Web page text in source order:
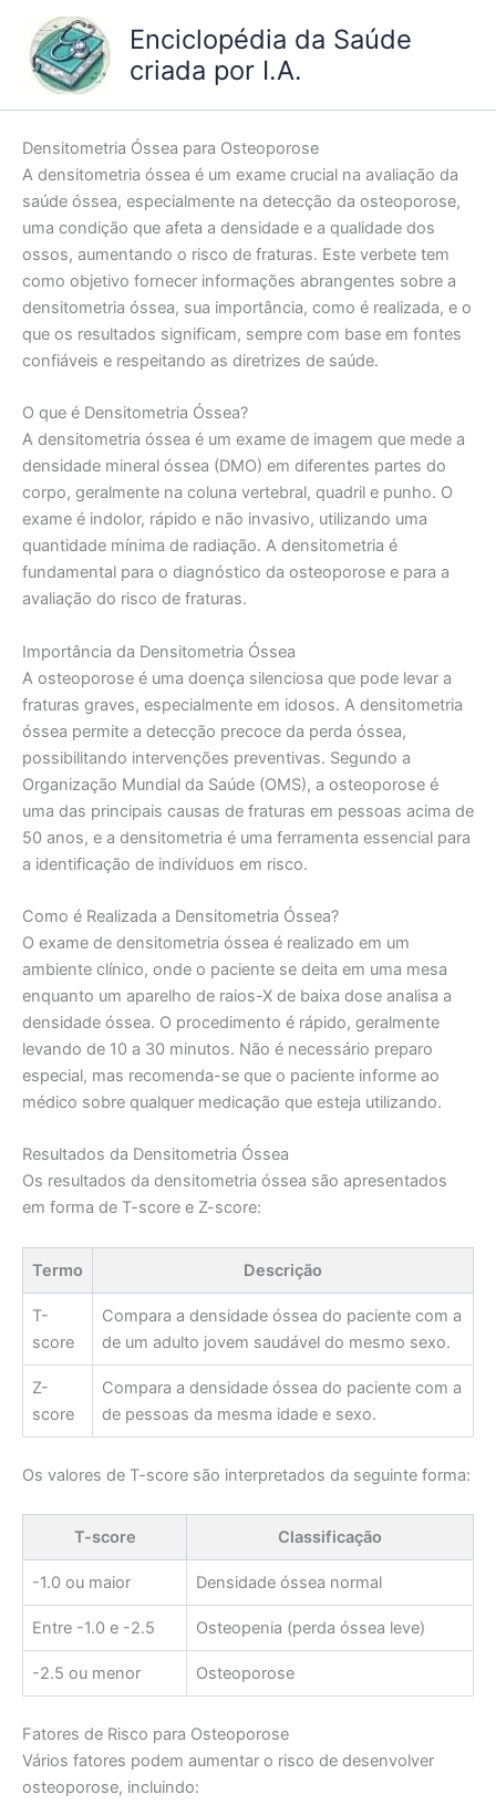
conteúdo
Enciclopédia da Saúde
criada por I.A.
Densitometria Óssea para Osteoporose
A densitometria óssea é um exame crucial na avaliação da
saúde óssea, especialmente na detecção da osteoporose,
uma condição que afeta a densidade e a qualidade dos
ossos, aumentando o risco de fraturas. Este verbete tem
como objetivo fornecer informações abrangentes sobre a
densitometria óssea, sua importância, como é realizada, e o
que os resultados significam, sempre com base em fontes
confiáveis e respeitando as diretrizes de saúde.
O que é Densitometria Óssea?
A densitometria óssea é um exame de imagem que mede a
densidade mineral óssea (DMO) em diferentes partes do
corpo, geralmente na coluna vertebral, quadril e punho. O
exame é indolor, rápido e não invasivo, utilizando uma
quantidade mínima de radiação. A densitometria é
fundamental para o diagnóstico da osteoporose e para a
avaliação do risco de fraturas.
Importância da Densitometria Óssea
A osteoporose é uma doença silenciosa que pode levar a
fraturas graves, especialmente em idosos. A densitometria
óssea permite a detecção precoce da perda óssea,
possibilitando intervenções preventivas. Segundo a
Organização Mundial da Saúde (OMS), a osteoporose é
uma das principais causas de fraturas em pessoas acima de
50 anos, e a densitometria é uma ferramenta essencial para
a identificação de indivíduos em risco.
Como é Realizada a Densitometria Óssea?
O exame de densitometria óssea é realizado em um
ambiente clínico, onde o paciente se deita em uma mesa
enquanto um aparelho de raios-X de baixa dose analisa a
densidade óssea. O procedimento é rápido, geralmente
levando de 10 a 30 minutos. Não é necessário preparo
especial, mas recomenda-se que o paciente informe ao
médico sobre qualquer medicação que esteja utilizando.
Resultados da Densitometria Óssea
Os resultados da densitometria óssea são apresentados
em forma de T-score e Z-score:
Termo Descrição
T-
score
Compara a densidade óssea do paciente com a
de um adulto jovem saudável do mesmo sexo.
Z-
score
Compara a densidade óssea do paciente com a
de pessoas da mesma idade e sexo.
Os valores de T-score são interpretados da seguinte forma:
T-score Classificação
-1.0 ou maior Densidade óssea normal
Entre -1.0 e -2.5 Osteopenia (perda óssea leve)
-2.5 ou menor Osteoporose
Fatores de Risco para Osteoporose
Vários fatores podem aumentar o risco de desenvolver
osteoporose, incluindo: